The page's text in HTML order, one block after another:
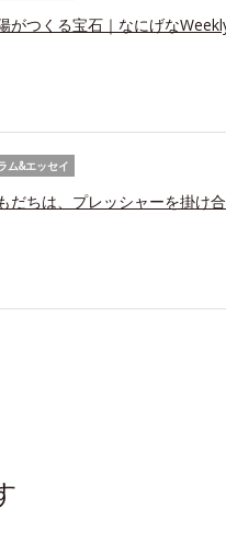
がつくる宝石｜なにげな
ム&エッセイ
だちは、プレッシャーを掛け